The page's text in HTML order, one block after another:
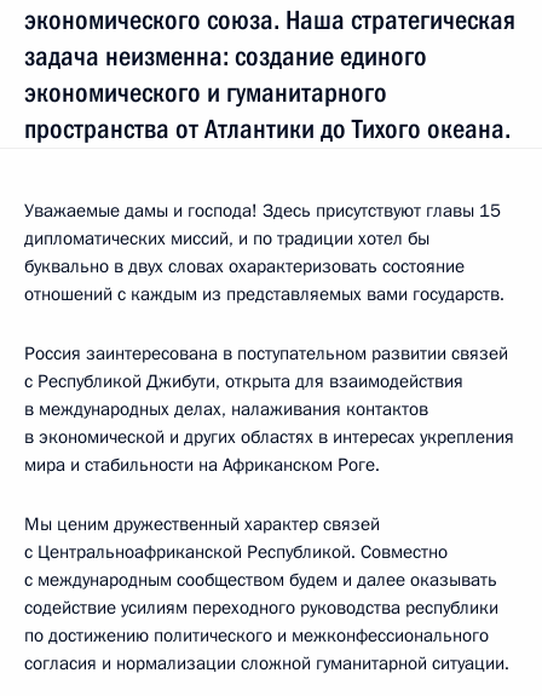
экономического союза. Наша стратегическая
задача неизменна: создание единого
экономического и гуманитарного
пространства от Атлантики до Тихого океана.
Уважаемые дамы и господа! Здесь присутствуют главы 15
дипломатических миссий, и по традиции хотел бы
буквально в двух словах охарактеризовать состояние
отношений с каждым из представляемых вами государств.
Россия заинтересована в поступательном развитии связей
с Республикой Джибути, открыта для взаимодействия
в международных делах, налаживания контактов
в экономической и других областях в интересах укрепления
мира и стабильности на Африканском Роге.
Мы ценим дружественный характер связей
с Центральноафриканской Республикой. Совместно
с международным сообществом будем и далее оказывать
содействие усилиям переходного руководства республики
по достижению политического и межконфессионального
согласия и нормализации сложной гуманитарной ситуации.